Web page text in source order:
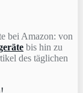
bei Amazon: von
bis hin zu
des täglichen